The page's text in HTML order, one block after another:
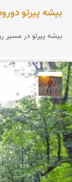
بیشه پیرتو
بیشه پیرتو در مسیر